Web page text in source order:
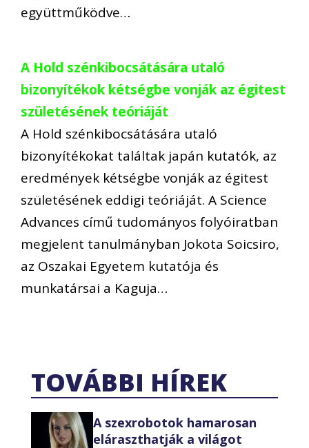
együttműködve…
A Hold szénkibocsátására utaló
bizonyítékok kétségbe vonják az égitest
születésének teóriáját
A Hold szénkibocsátására utaló
bizonyítékokat találtak japán kutatók, az
eredmények kétségbe vonják az égitest
születésének eddigi teóriáját. A Science
Advances című tudományos folyóiratban
megjelent tanulmányban Jokota Soicsiro,
az Oszakai Egyetem kutatója és
munkatársai a Kaguja…
TOVÁBBI HÍREK
A szexrobotok hamarosan
eláraszthatják a világot